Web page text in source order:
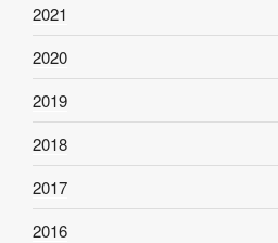
2021
2020
2019
2018
2017
2016